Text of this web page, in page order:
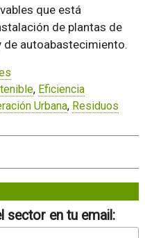
que está
de plantas de
autoabastecimiento.
, Eficiencia
Urbana, Residuos
sector en tu email: